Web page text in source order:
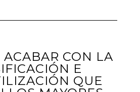
ACABAR CON LA
E
QUE